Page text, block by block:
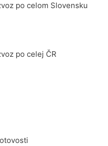
po celom Slovensku
po celej ČR